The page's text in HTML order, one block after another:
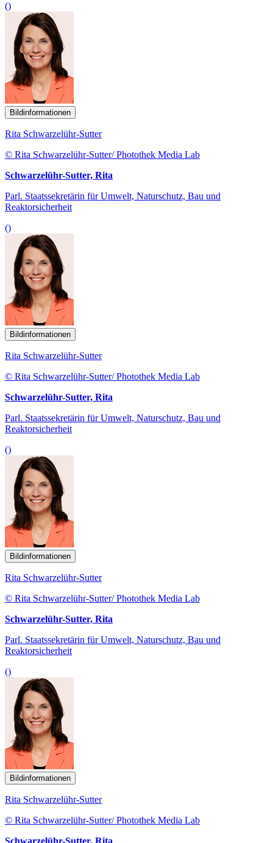
()
Bildinformationen
Rita Schwarzelühr-Sutter
© Rita Schwarzelühr-Sutter/ Photothek Media Lab
Schwarzelühr-Sutter, Rita
Parl. Staatssekretärin für Umwelt, Naturschutz, Bau und
Reaktorsicherheit
()
Bildinformationen
Rita Schwarzelühr-Sutter
© Rita Schwarzelühr-Sutter/ Photothek Media Lab
Schwarzelühr-Sutter, Rita
Parl. Staatssekretärin für Umwelt, Naturschutz, Bau und
Reaktorsicherheit
()
Bildinformationen
Rita Schwarzelühr-Sutter
© Rita Schwarzelühr-Sutter/ Photothek Media Lab
Schwarzelühr-Sutter, Rita
Parl. Staatssekretärin für Umwelt, Naturschutz, Bau und
Reaktorsicherheit
()
Bildinformationen
Rita Schwarzelühr-Sutter
© Rita Schwarzelühr-Sutter/ Photothek Media Lab